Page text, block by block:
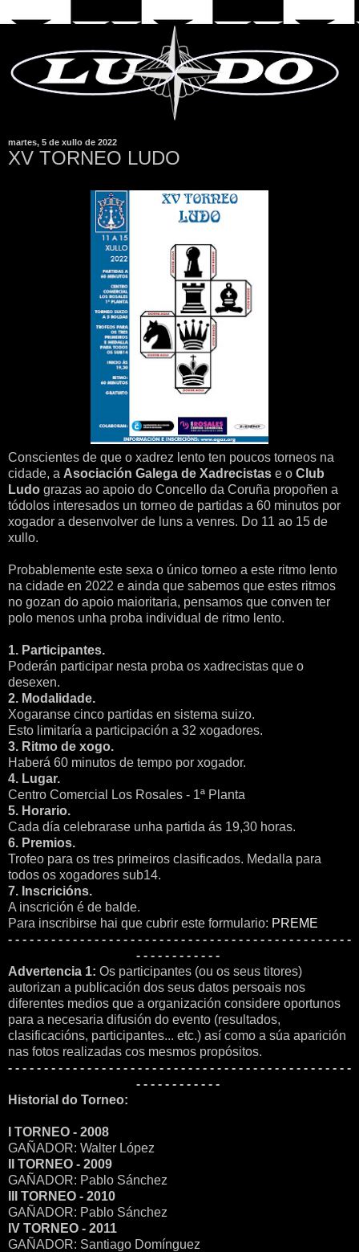
martes, 5 de xullo de 2022
XV TORNEO LUDO
Conscientes de que o xadrez lento ten poucos torneos na
cidade, a Asociación Galega de Xadrecistas e o Club
Ludo grazas ao apoio do Concello da Coruña propoñen a
tódolos interesados un torneo de partidas a 60 minutos por
xogador a desenvolver de luns a venres. Do 11 ao 15 de
xullo.
Probablemente este sexa o único torneo a este ritmo lento
na cidade en 2022 e ainda que sabemos que estes ritmos
no gozan do apoio maioritaria, pensamos que conven ter
polo menos unha proba individual de ritmo lento.
1. Participantes.
Poderán participar nesta proba os xadrecistas que o
desexen.
2. Modalidade.
Xogaranse cinco partidas en sistema suizo.
Esto limitaría a participación a 32 xogadores.
3. Ritmo de xogo.
Haberá 60 minutos de tempo por xogador.
4. Lugar.
Centro Comercial Los Rosales - 1ª Planta
5. Horario.
Cada día celebrarase unha partida ás 19,30 horas.
6. Premios.
Trofeo para os tres primeiros clasificados. Medalla para
todos os xogadores sub14.
7. Inscricións.
A inscrición é de balde.
Para inscribirse hai que cubrir este formulario: PREME
- - - - - - - - - - - - - - - - - - - - - - - - - - - - - - - - - - - - - - - - - - - - - - - -
- - - - - - - - - - - -
Advertencia 1: Os participantes (ou os seus titores)
autorizan a publicación dos seus datos persoais nos
diferentes medios que a organización considere oportunos
para a necesaria difusión do evento (resultados,
clasificacións, participantes... etc.) así como a súa aparición
nas fotos realizadas cos mesmos propósitos.
- - - - - - - - - - - - - - - - - - - - - - - - - - - - - - - - - - - - - - - - - - - - - - - -
- - - - - - - - - - - -
Historial do Torneo:
I TORNEO - 2008
GAÑADOR: Walter López
II TORNEO - 2009
GAÑADOR: Pablo Sánchez
III TORNEO - 2010
GAÑADOR: Pablo Sánchez
IV TORNEO - 2011
GAÑADOR: Santiago Domínguez